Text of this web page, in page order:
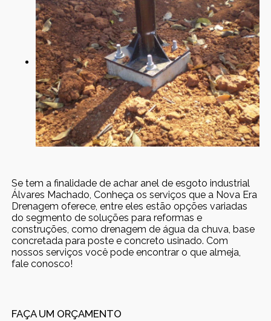
Se tem a finalidade de achar anel de esgoto industrial
Álvares Machado, Conheça os serviços que a Nova Era
Drenagem oferece, entre eles estão opções variadas
do segmento de soluções para reformas e
construções, como drenagem de água da chuva, base
concretada para poste e concreto usinado. Com
nossos serviços você pode encontrar o que almeja,
fale conosco!
FAÇA UM ORÇAMENTO